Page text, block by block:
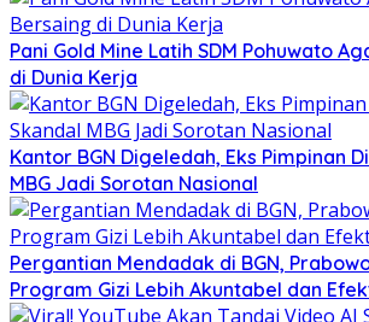
Pani Gold Mine Latih SDM Pohuwato
di Dunia Kerja
Kantor BGN Digeledah, Eks Pimpinan
MBG Jadi Sorotan Nasional
Pergantian Mendadak di BGN,
Program Gizi Lebih Akuntabel dan